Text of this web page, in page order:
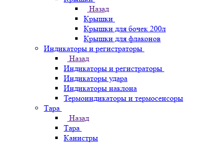
Назад
Крышки
Крышки для бочек 200л
Крышки для флаконов
Индикаторы и регистраторы
Назад
Индикаторы и регистраторы
Индикаторы удара
Индикаторы наклона
Термоиндикаторы и термосенсоры
Тара
Назад
Тара
Канистры